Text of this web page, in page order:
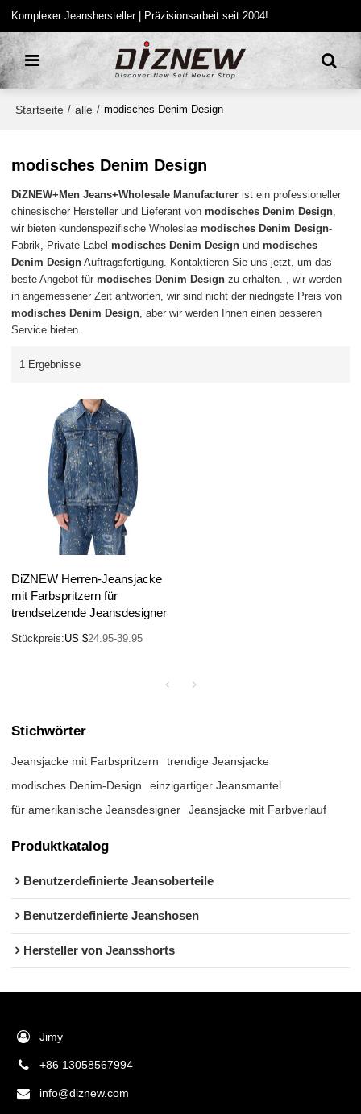
Komplexer Jeanshersteller | Präzisionsarbeit seit 2004!
Startseite / alle / modisches Denim Design
modisches Denim Design
DiZNEW+Men Jeans+Wholesale Manufacturer ist ein professioneller
chinesischer Hersteller und Lieferant vonmodisches Denim Design,
wir bieten kundenspezifische Wholeslaemodisches Denim Design-
Fabrik, Private Labelmodisches Denim Design undmodisches
Denim Design Auftragsfertigung. Kontaktieren Sie uns jetzt, um das
beste Angebot fürmodisches Denim Design zu erhalten. , wir werden
in angemessener Zeit antworten, wir sind nicht der niedrigste Preis von
modisches Denim Design, aber wir werden Ihnen einen besseren
Service bieten.
1 Ergebnisse
DiZNEW Herren-Jeansjacke
mit Farbspritzern für
trendsetzende Jeansdesigner
Stückpreis:US $24.95-39.95
Stichwörter
Jeansjacke mit Farbspritzern
trendige Jeansjacke
modisches Denim-Design
einzigartiger Jeansmantel
für amerikanische Jeansdesigner
Jeansjacke mit Farbverlauf
Produktkatalog
Benutzerdefinierte Jeansoberteile
Benutzerdefinierte Jeanshosen
Hersteller von Jeansshorts
Jimy
+86 13058567994
info@diznew.com